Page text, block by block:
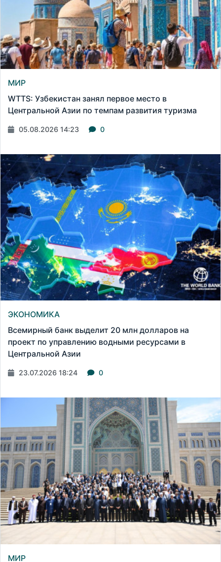
МИР
WTTS: Узбекистан занял первое место в
Центральной Азии по темпам развития туризма
05.08.2026 14:23 0
ЭКОНОМИКА
Всемирный банк выделит 20 млн долларов на
проект по управлению водными ресурсами в
Центральной Азии
23.07.2026 18:24 0
МИР